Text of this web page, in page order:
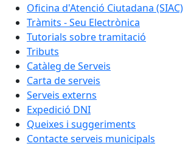
Oficina d'Atenció Ciutadana (SIAC)
Tràmits - Seu Electrònica
Tutorials sobre tramitació
Tributs
Catàleg de Serveis
Carta de serveis
Serveis externs
Expedició DNI
Queixes i suggeriments
Contacte serveis municipals